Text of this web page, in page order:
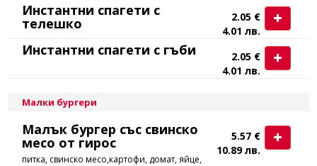
Инстантни спагети с
телешко
2.05 €
4.01 лв.
Инстантни спагети с гъби
2.05 €
4.01 лв.
Малки бургери
Малък бургер със свинско
месо от гирос
питка, свинско месо,картофи, домат, яйце,
5.57 €
10.89 лв.